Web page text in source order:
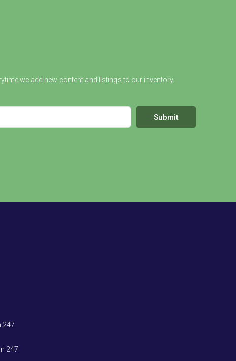
we add new content and listings to our inventory.
Submit
247
247